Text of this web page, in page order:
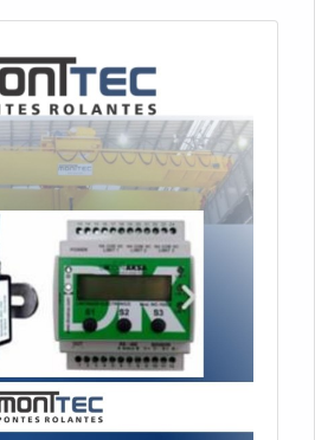
desde o projeto e
de comissionamento e
o esforço manual crítico e
nossas pontes rolantes
superior e alto desempenho
de carga contínua.